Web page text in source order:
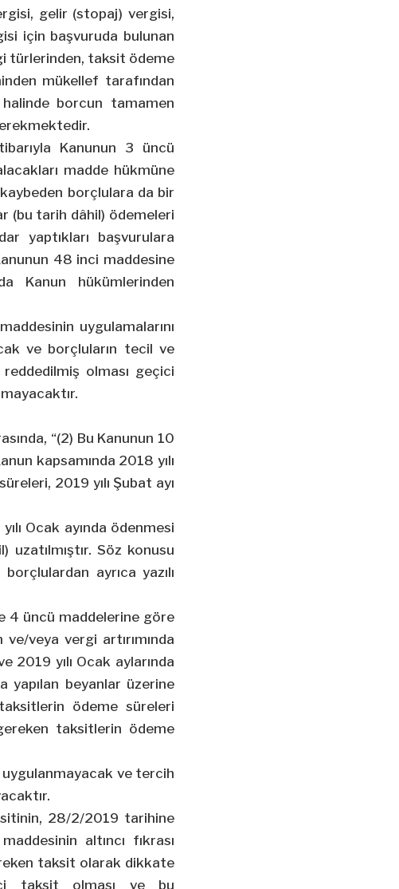
gelir (stopaj) vergisi,
için başvuruda bulunan
türlerinden, taksit ödeme
mükellef tarafından
borcun tamamen
Kanunun 3 üncü
madde hükmüne
borçlulara da bir
(bu tarih dâhil) ödemeleri
yaptıkları başvurulara
48 inci maddesine
Kanun hükümlerinden
uygulamalarını
ve borçluların tecil ve
olması geçici
“(2) Bu Kanunun 10
kapsamında 2018 yılı
2019 yılı Şubat ayı
Ocak ayında ödenmesi
uzatılmıştır. Söz konusu
borçlulardan ayrıca yazılı
4 üncü maddelerine göre
veya vergi artırımında
2019 yılı Ocak aylarında
yapılan beyanlar üzerine
ödeme süreleri
taksitlerin ödeme
uygulanmayacak ve tercih
28/2/2019 tarihine
altıncı fıkrası
taksit olarak dikkate
taksit olması ve bu